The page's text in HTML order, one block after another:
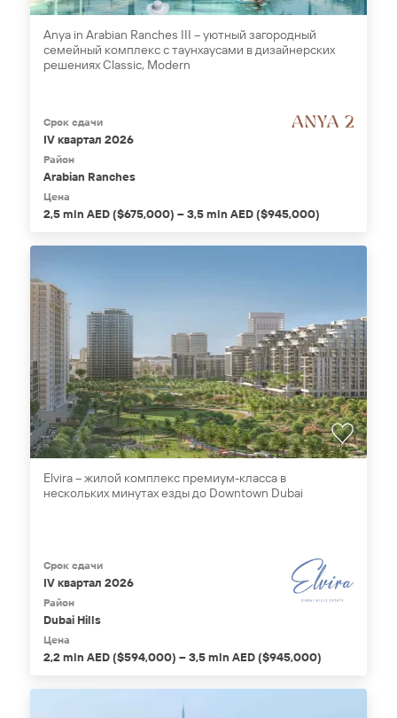
Anya in Arabian Ranches III – уютный загородный
семейный комплекс с таунхаусами в дизайнерских
решениях Classic, Modern
Срок сдачи
IV квартал 2026
Район
Arabian Ranches
Цена
2,5 mln AED ($675,000) – 3,5 mln AED ($945,000)
Elvira – жилой комплекс премиум-класса в
нескольких минутах езды до Downtown Dubai
Срок сдачи
IV квартал 2026
Район
Dubai Hills
Цена
2,2 mln AED ($594,000) – 3,5 mln AED ($945,000)